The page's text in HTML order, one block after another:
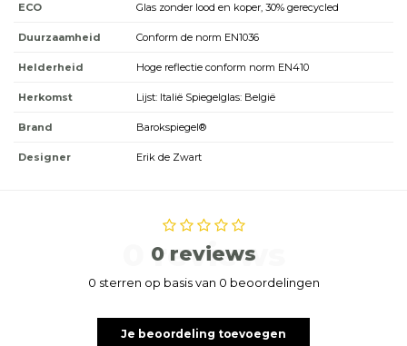
ECO Glas zonder lood en koper, 30% gerecycled
Duurzaamheid Conform de norm EN1036
Helderheid Hoge reflectie conform norm EN410
Herkomst Lijst: Italië Spiegelglas: België
Brand Barokspiegel®
Designer Erik de Zwart
0 reviews
0 reviews
0 sterren op basis van 0 beoordelingen
Je beoordeling toevoegen